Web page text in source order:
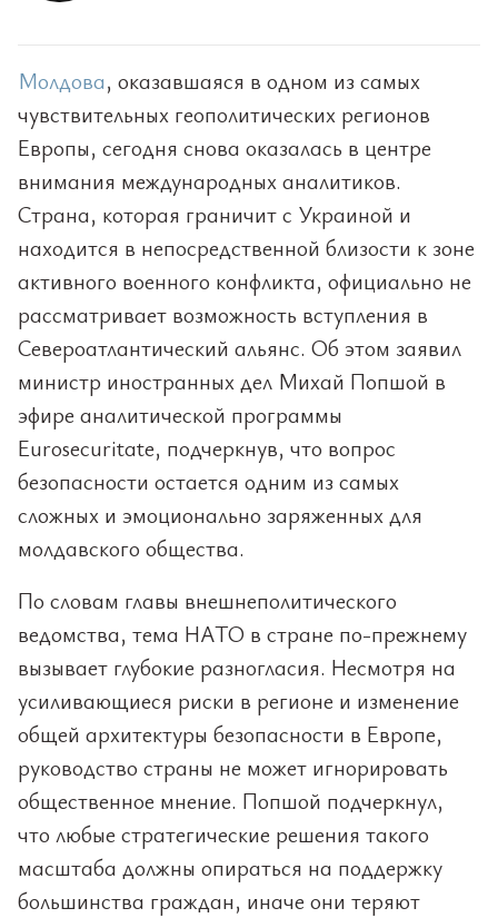
Молдова, оказавшаяся в одном из самых
чувствительных геополитических регионов
Европы, сегодня снова оказалась в центре
внимания международных аналитиков.
Страна, которая граничит с Украиной и
находится в непосредственной близости к зоне
активного военного конфликта, официально не
рассматривает возможность вступления в
Североатлантический альянс. Об этом заявил
министр иностранных дел Михай Попшой в
эфире аналитической программы
Eurosecuritate, подчеркнув, что вопрос
безопасности остается одним из самых
сложных и эмоционально заряженных для
молдавского общества.
По словам главы внешнеполитического
ведомства, тема НАТО в стране по-прежнему
вызывает глубокие разногласия. Несмотря на
усиливающиеся риски в регионе и изменение
общей архитектуры безопасности в Европе,
руководство страны не может игнорировать
общественное мнение. Попшой подчеркнул,
что любые стратегические решения такого
масштаба должны опираться на поддержку
большинства граждан, иначе они теряют